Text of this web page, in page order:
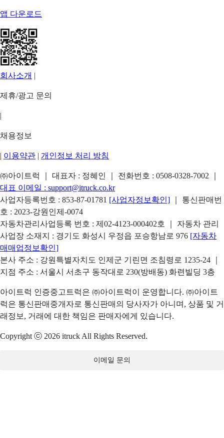
앱 다운로드
회사소개 |
제휴/광고 문의
|
채용정보
| 이용약관 | 개인정보 처리 방침
㈜아이트럭 ｜ 대표자 : 정혜인 ｜ 전화번호 : 0508-0328-7002
대표 이메일 : support@itruck.co.kr
사업자등록번호 : 853-87-01781 [사업자정보확인]
｜ 통신판매번
호 : 2023-강원인제-0074
자동차관리사업등록 번호 : 제02-4123-000402호 ｜ 자동차 관리
사업장 소재지 : 경기도 화성시 우정읍 포승항남로 976 [자동차
매매업정보확인]
본사 주소 : 강원특별자치도 인제군 기린면 조침령로 1235-24 ｜
지점 주소 : 서울시 서초구 동작대로 230(방배동) 화련빌딩 3층
아이트럭 인증중고트럭은 ㈜아이트럭이 운영합니다. ㈜아이트
럭은 통신판매중개자로 통신판매의 당사자가 아니며, 상품 및 거
래정보, 거래에 대한 책임은 판매자에게 있습니다.
Copyright ⓒ 2026 itruck All Rights Reserved.
이메일 문의